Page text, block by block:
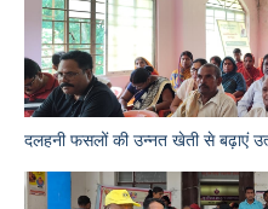
दलहनी फसलों की उन्नत खेती से बढ़ाएं